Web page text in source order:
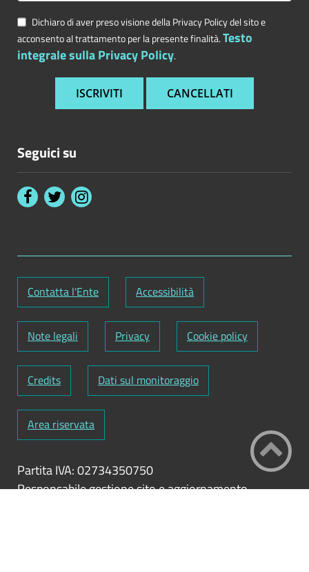
Dichiaro di aver preso visione della Privacy Policy del sito e
acconsento al trattamento per la presente finalità.Testo
integrale sulla Privacy Policy.
Seguici su
Contatta l'Ente Accessibilità
Note legali Privacy Cookie policy
Credits Dati sul monitoraggio
Area riservata
Partita IVA: 02734350750
Responsabile gestione sito e aggiornamento